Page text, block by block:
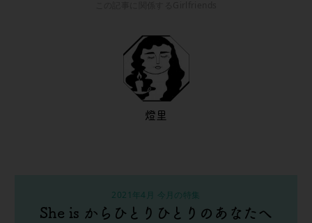
燈里
2021年4月 今月の特集
She is からひとりひとりのあなたへ